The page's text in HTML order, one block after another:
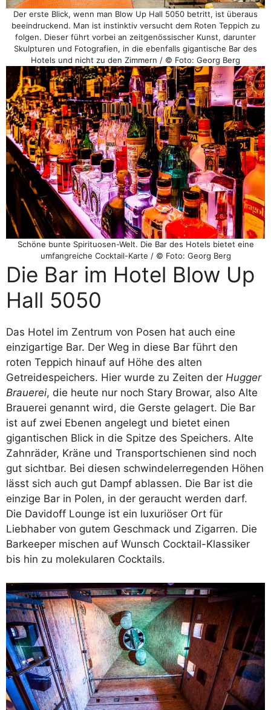
Der erste Blick, wenn man Blow Up Hall 5050 betritt, ist überaus
beeindruckend. Man ist instinktiv versucht dem Roten Teppich zu
folgen. Dieser führt vorbei an zeitgenössischer Kunst, darunter
Skulpturen und Fotografien, in die ebenfalls gigantische Bar des
Hotels und nicht zu den Zimmern / © Foto: Georg Berg
Schöne bunte Spirituosen-Welt. Die Bar des Hotels bietet eine
umfangreiche Cocktail-Karte / © Foto: Georg Berg
Die Bar im Hotel Blow Up
Hall 5050
Das Hotel im Zentrum von Posen hat auch eine
einzigartige Bar. Der Weg in diese Bar führt den
roten Teppich hinauf auf Höhe des alten
Getreidespeichers. Hier wurde zu Zeiten der Hugger
Brauerei, die heute nur noch Stary Browar, also Alte
Brauerei genannt wird, die Gerste gelagert. Die Bar
ist auf zwei Ebenen angelegt und bietet einen
gigantischen Blick in die Spitze des Speichers. Alte
Zahnräder, Kräne und Transportschienen sind noch
gut sichtbar. Bei diesen schwindelerregenden Höhen
lässt sich auch gut Dampf ablassen. Die Bar ist die
einzige Bar in Polen, in der geraucht werden darf.
Die Davidoff Lounge ist ein luxuriöser Ort für
Liebhaber von gutem Geschmack und Zigarren. Die
Barkeeper mischen auf Wunsch Cocktail-Klassiker
bis hin zu molekularen Cocktails.